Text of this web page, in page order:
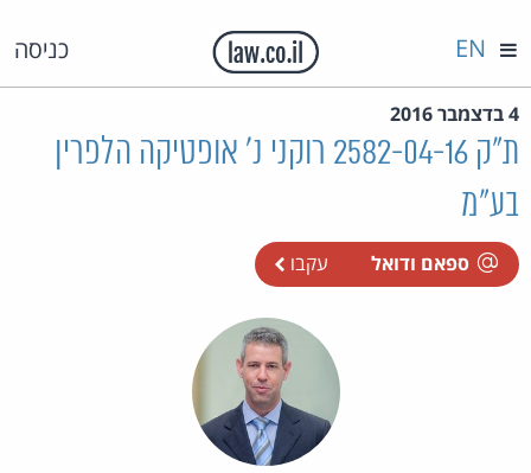
כניסה EN
4 בדצמבר 2016
ת"ק 2582-04-16 רוקני נ' אופטיקה הלפרין
בע"מ
ספאם ודואל עקבו